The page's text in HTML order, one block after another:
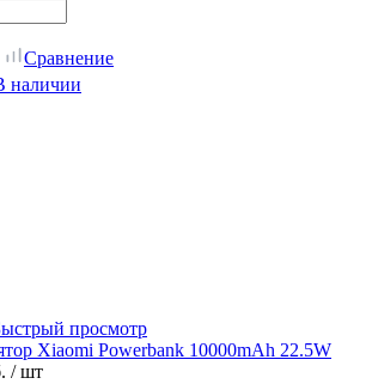
Сравнение
наличии
просмотр
Xiaomi Powerbank 10000mAh 22.5W
/ шт